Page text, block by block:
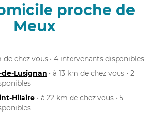
proche de
Meux
de chez vous • 4 intervenants disponibles
Lusignan • à 13 km de chez vous • 2
Hilaire • à 22 km de chez vous • 5